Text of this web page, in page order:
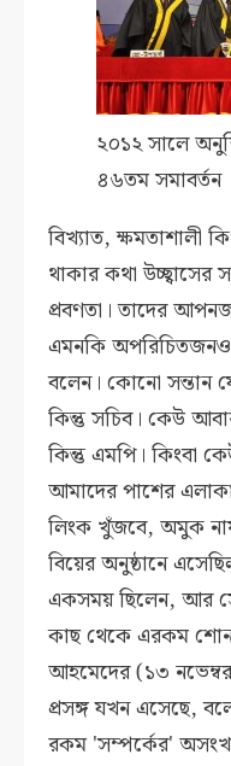
২০১২ সালে
৪৬তম সমাবর্তন
বিখ্যাত, ক্ষমতাশালী
থাকার কথা উচ্ছ্বাসের
প্রবণতা। তাদের
এমনকি
বলেন। কোনো সন্তান
কিন্তু সচিব। কেউ
কিন্তু এমপি। কিংবা
আমাদের পাশের
লিংক খুঁজবে, অমুক
বিয়ের অনুষ্ঠানে
একসময় ছিলেন, আর
কাছ থেকে এরকম
আহমেদের(১৩
প্রসঙ্গ যখন এসেছে,
রকম 'সম্পর্কের'